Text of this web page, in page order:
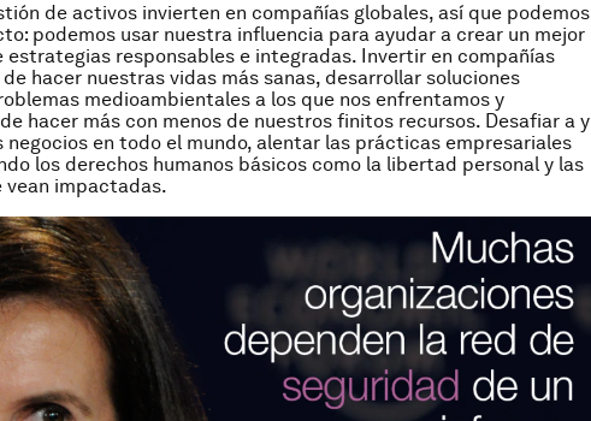
de activos invierten en compañías globales, así que podemos
podemos usar nuestra influencia para ayudar a crear un mejor
responsables e integradas. Invertir en compañías
hacer nuestras vidas más sanas, desarrollar soluciones
medioambientales a los que nos enfrentamos y
hacer más con menos de nuestros finitos recursos. Desafiar a y
en todo el mundo, alentar las prácticas empresariales
los derechos humanos básicos como la libertad personal y las
vean impactadas.